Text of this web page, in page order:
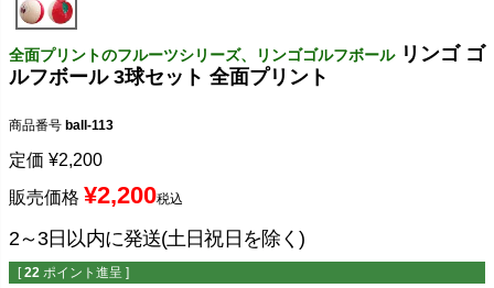
全面プリントのフルーツシリーズ、リンゴゴルフボール リンゴ ゴ
ルフボール 3球セット 全面プリント
商品番号 ball-113
定価 ¥2,200
販売価格 ¥2,200税込
2～3日以内に発送(土日祝日を除く)
[ 22 ポイント進呈 ]